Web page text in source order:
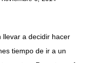
llevar a decidir hacer
tiempo de ir a un